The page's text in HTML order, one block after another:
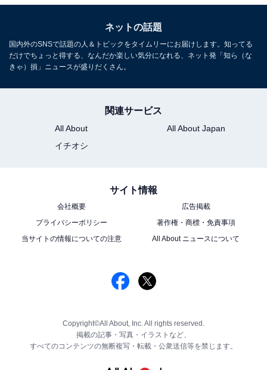
ネットの話題
国内外のSNSで話題の人＆トピックをタイムリーにお届けします。知ってる
だけでちょっと得する、なんだか楽しい気分になれる、ネット発「知ら（な
きゃ）損」ニュースが盛りだくさん。
関連サービス
All About
All About Japan
イチオシ
サイト情報
会社概要
広告掲載
プライバシーポリシー
著作権・商標・免責事項
当サイトの情報についての注意
All About ニュースについて
Copyright©All About, Inc. All rights reserved.
掲載の記事・写真・イラストなど、
すべてのコンテンツの無断複写・転載・公衆送信等を禁じます。